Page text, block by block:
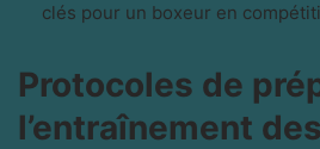
clés pour un boxeur en
Protocoles de
l’entraînement